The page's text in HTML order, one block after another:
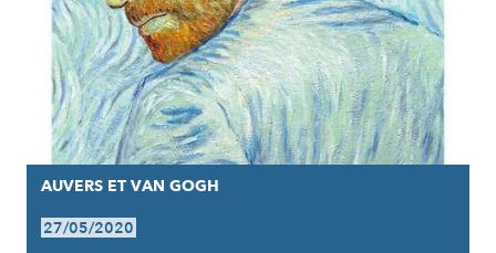
AUVERS ET VAN GOGH
27/05/2020